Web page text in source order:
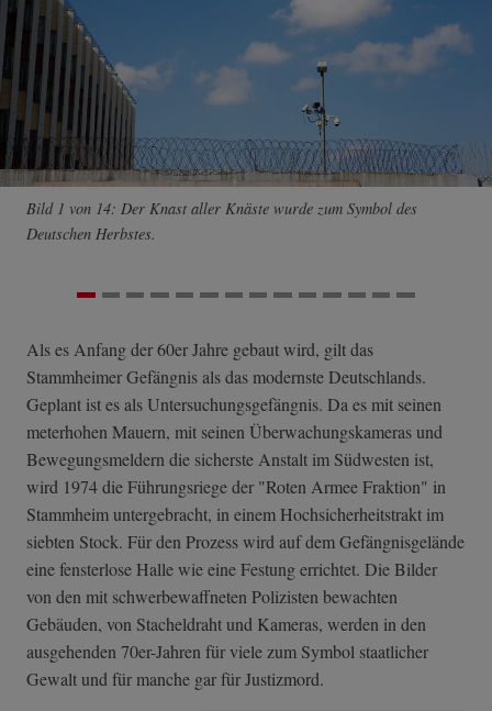
Bild 1 von 14: Der Knast aller Knäste wurde zum Symbol des
Deutschen Herbstes.
Als es Anfang der 60er Jahre gebaut wird, gilt das
Stammheimer Gefängnis als das modernste Deutschlands.
Geplant ist es als Untersuchungsgefängnis. Da es mit seinen
meterhohen Mauern, mit seinen Überwachungskameras und
Bewegungsmeldern die sicherste Anstalt im Südwesten ist,
wird 1974 die Führungsriege der "Roten Armee Fraktion" in
Stammheim untergebracht, in einem Hochsicherheitstrakt im
siebten Stock. Für den Prozess wird auf dem Gefängnisgelände
eine fensterlose Halle wie eine Festung errichtet. Die Bilder
von den mit schwerbewaffneten Polizisten bewachten
Gebäuden, von Stacheldraht und Kameras, werden in den
ausgehenden 70er-Jahren für viele zum Symbol staatlicher
Gewalt und für manche gar für Justizmord.